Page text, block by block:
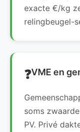
exacte €/kg
relingbeugel-
VME en
soms
PV. Privé